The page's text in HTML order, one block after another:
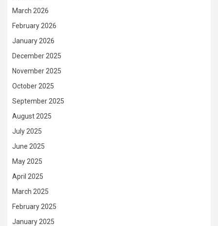
March 2026
February 2026
January 2026
December 2025
November 2025
October 2025
September 2025
August 2025
July 2025
June 2025
May 2025
April 2025
March 2025
February 2025
January 2025